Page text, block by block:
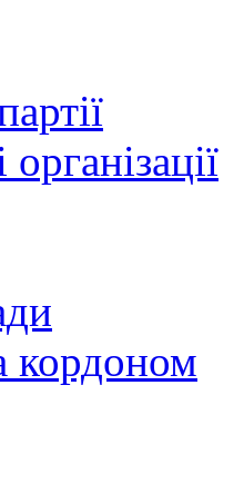
кордоном